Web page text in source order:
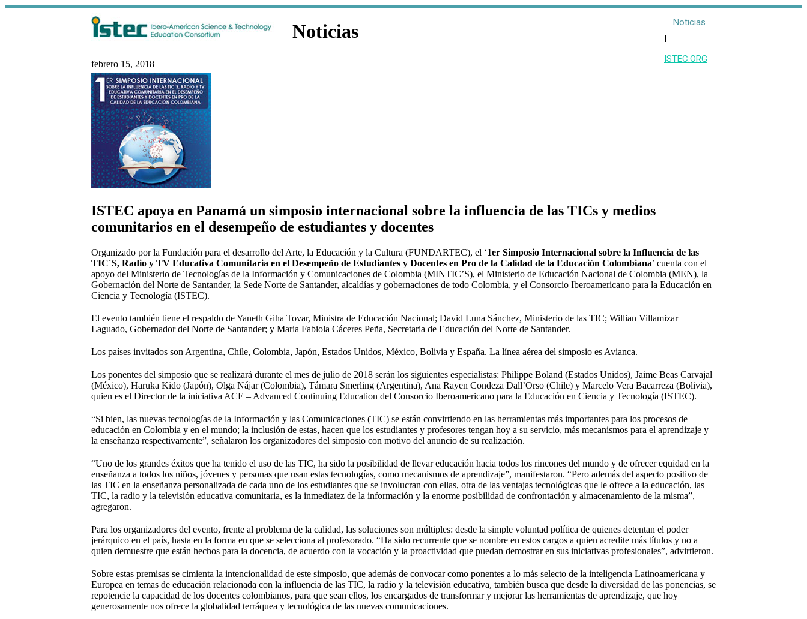
Noticias
I
ISTEC.ORG
Noticias
febrero 15, 2018
ISTEC apoya en Panamá un simposio internacional sobre la influencia de las TICs y medios
comunitarios en el desempeño de estudiantes y docentes
Organizado por la Fundación para el desarrollo del Arte, la Educación y la Cultura (FUNDARTEC), el ‘1er Simposio Internacional sobre la Influencia de las
TIC´S, Radio y TV Educativa Comunitaria en el Desempeño de Estudiantes y Docentes en Pro de la Calidad de la Educación Colombiana’ cuenta con el
apoyo del Ministerio de Tecnologías de la Información y Comunicaciones de Colombia (MINTIC’S), el Ministerio de Educación Nacional de Colombia (MEN), la
Gobernación del Norte de Santander, la Sede Norte de Santander, alcaldías y gobernaciones de todo Colombia, y el Consorcio Iberoamericano para la Educación en
Ciencia y Tecnología (ISTEC).
El evento también tiene el respaldo de Yaneth Giha Tovar, Ministra de Educación Nacional; David Luna Sánchez, Ministerio de las TIC; Willian Villamizar
Laguado, Gobernador del Norte de Santander; y Maria Fabiola Cáceres Peña, Secretaria de Educación del Norte de Santander.
Los países invitados son Argentina, Chile, Colombia, Japón, Estados Unidos, México, Bolivia y España. La línea aérea del simposio es Avianca.
Los ponentes del simposio que se realizará durante el mes de julio de 2018 serán los siguientes especialistas: Philippe Boland (Estados Unidos), Jaime Beas Carvajal
(México), Haruka Kido (Japón), Olga Nájar (Colombia), Támara Smerling (Argentina), Ana Rayen Condeza Dall’Orso (Chile) y Marcelo Vera Bacarreza (Bolivia),
quien es el Director de la iniciativa ACE – Advanced Continuing Education del Consorcio Iberoamericano para la Educación en Ciencia y Tecnología (ISTEC).
“Si bien, las nuevas tecnologías de la Información y las Comunicaciones (TIC) se están convirtiendo en las herramientas más importantes para los procesos de
educación en Colombia y en el mundo; la inclusión de estas, hacen que los estudiantes y profesores tengan hoy a su servicio, más mecanismos para el aprendizaje y
la enseñanza respectivamente”, señalaron los organizadores del simposio con motivo del anuncio de su realización.
“Uno de los grandes éxitos que ha tenido el uso de las TIC, ha sido la posibilidad de llevar educación hacia todos los rincones del mundo y de ofrecer equidad en la
enseñanza a todos los niños, jóvenes y personas que usan estas tecnologías, como me­canismos de aprendizaje”, manifestaron. “Pero además del aspecto positivo de
las TIC en la enseñanza personalizada de cada uno de los estudiantes que se involucran con ellas, otra de las ventajas tecnológicas que le ofrece a la educación, las
TIC, la radio y la televisión educativa comunitaria, es la inmediatez de la información y la enorme posibilidad de confrontación y almacenamiento de la misma”,
agregaron.
Para los organizadores del evento, frente al problema de la calidad, las soluciones son múltiples: desde la simple voluntad política de quienes detentan el poder
jerárquico en el país, hasta en la forma en que se selecciona al profesorado. “Ha sido recurrente que se nombre en estos cargos a quien acredite más títulos y no a
quien demuestre que están hechos para la docencia, de acuerdo con la vocación y la proactividad que puedan demostrar en sus iniciativas profesionales”, advirtieron.
Sobre estas premisas se cimienta la intencionalidad de este simposio, que además de convocar como ponentes a lo más selecto de la inteligencia Latinoamericana y
Europea en temas de educación relacionada con la influencia de las TIC, la radio y la televi­sión educativa, también busca que desde la diversidad de las ponencias, se
repotencie la capacidad de los docentes colombianos, para que sean ellos, los encargados de transformar y mejorar las herramientas de aprendizaje, que hoy
generosamente nos ofrece la globalidad terráquea y tecnológica de las nuevas comunicaciones.